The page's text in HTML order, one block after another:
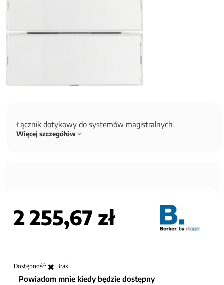
Łącznik dotykowy do systemów magistralnych
Więcej szczegółów
2 255,67 zł
Dostępność: Brak
Powiadom mnie kiedy będzie dostępny